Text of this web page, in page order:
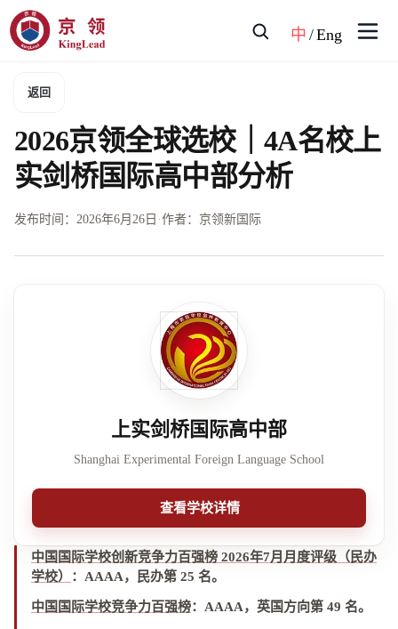
中 /Eng
返回
2026京领全球选校｜4A名校上
实剑桥国际高中部分析
发布时间： 2026年6月26日 ·作者：京领新国际
中国国际学校创新竞争力百强榜 2026年7月月度评级（民办
学校）
： AAAA，民办第 25 名。
中国国际学校竞争力百强榜： AAAA，英国方向第 49 名。
上实剑桥国际高中部
Shanghai Experimental Foreign Language School
查看学校详情